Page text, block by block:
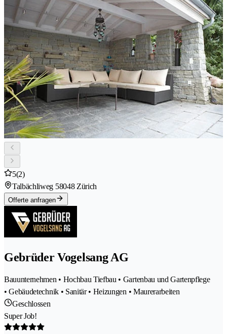
5(2)
Talbächliweg 58048 Zürich
Offerte anfragen
Gebrüder Vogelsang AG
Bauunternehmen • Hochbau Tiefbau • Gartenbau und Gartenpflege
• Gebäudetechnik • Sanitär • Heizungen • Maurerarbeiten
Geschlossen
Super Job!